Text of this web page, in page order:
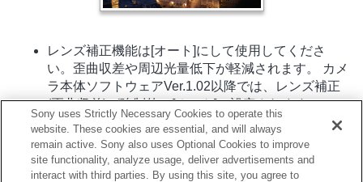
レンズ補正機能は[オート]にして使用してくださ
い。歪曲収差や周辺光量低下が軽減されます。 カメ
ラ本体ソフトウェアVer.1.02以降では、レンズ補正
(歪曲収差)が強制的に[オート]に設定されます。
Sony uses Strictly Necessary Cookies to operate this
website. These cookies are essential, and will always
remain active. Sony also uses Optional Cookies to improve
site functionality, analyze usage, deliver advertisements and
interact with third parties. By using this site, you agree to